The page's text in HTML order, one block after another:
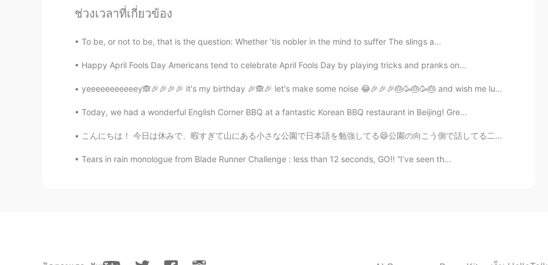
あいこ
You can say that again!!😂
ช่วงเวลาที่เกี่ยวข้อง
To be, or not to be, that is the question: Whether ’tis nobler in the mind to suffer The slings a...
Happy April Fools Day Americans tend to celebrate April Fools Day by playing tricks and pranks on...
yeeeeeeeeeeey🙈🎉🎉🎉🎉 it's my birthday 🎉🙈🎉 let's make some noise 😂🎉🎉🎉🎂🥳🎂🥳🎂 and wish me luck too 🙈 I ...
Today, we had a wonderful English Corner BBQ at a fantastic Korean BBQ restaurant in Beijing! Gre...
こんにちは！ 今日は休みで、暇すぎて山にある小さな公園で日本語を勉強してる😄公園の向こう側で話してる二人のおじいちゃんと一人のおばあちゃんがおる。 盗み聞きをしてるつもりはないけど、年寄りの人...
Tears in rain monologue from Blade Runner Challenge : less than 12 seconds, GO!! “I’ve seen th...